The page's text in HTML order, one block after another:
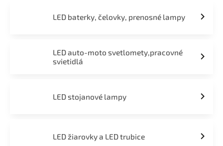
LED baterky, čelovky, prenosné lampy
LED auto-moto svetlomety,pracovné
svietidlá
LED stojanové lampy
LED žiarovky a LED trubice